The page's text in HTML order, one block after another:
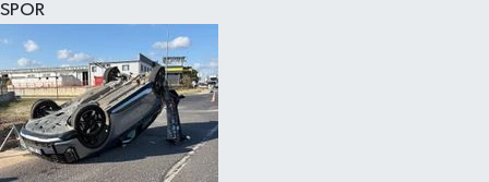
SPOR
YAŞAM